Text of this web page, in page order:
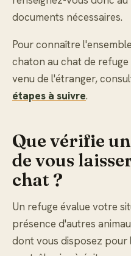
documents nécessaires.
Pour connaître
chaton au chat de
venu de l'étranger,
étapes à suivre.
Que vérifie
de vous
chat ?
Un refuge évalue votre
présence d'autres
dont vous disposez pour